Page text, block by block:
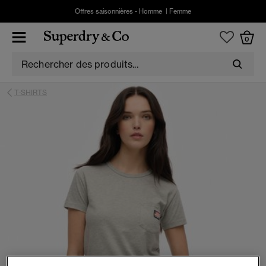
Offres saisonnières - Homme Femme
0
T-SHIRTS